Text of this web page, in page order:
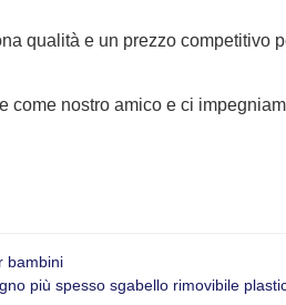
qualità e un prezzo competitivo
come nostro amico e ci
bambini
più spesso sgabello rimovibile